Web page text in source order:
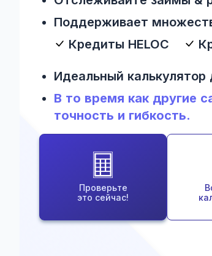
Поддерживает
Кредиты HELOC
Идеальный калькулятор
В то время как другие
точность и гибкость.
Проверьте
это сейчас!